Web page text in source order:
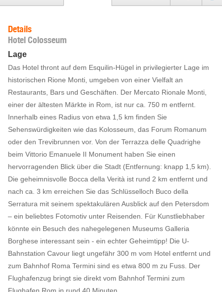
Details
Hotel Colosseum
Lage
Das Hotel thront auf dem Esquilin-Hügel in privilegierter Lage im
historischen Rione Monti, umgeben von einer Vielfalt an
Restaurants, Bars und Geschäften. Der Mercato Rionale Monti,
einer der ältesten Märkte in Rom, ist nur ca. 750 m entfernt.
Innerhalb eines Radius von etwa 1,5 km finden Sie
Sehenswürdigkeiten wie das Kolosseum, das Forum Romanum
oder den Trevibrunnen vor. Von der Terrazza delle Quadrighe
beim Vittorio Emanuele II Monument haben Sie einen
hervorragenden Blick über die Stadt (Entfernung: knapp 1,5 km).
Die geheimnisvolle Bocca della Verità ist rund 2 km entfernt und
nach ca. 3 km erreichen Sie das Schlüsselloch Buco della
Serratura mit seinem spektakulären Ausblick auf den Petersdom
– ein beliebtes Fotomotiv unter Reisenden. Für Kunstliebhaber
könnte ein Besuch des nahegelegenen Museums Galleria
Borghese interessant sein - ein echter Geheimtipp! Die U-
Bahnstation Cavour liegt ungefähr 300 m vom Hotel entfernt und
zum Bahnhof Roma Termini sind es etwa 800 m zu Fuss. Der
Flughafenzug bringt sie direkt vom Bahnhof Termini zum